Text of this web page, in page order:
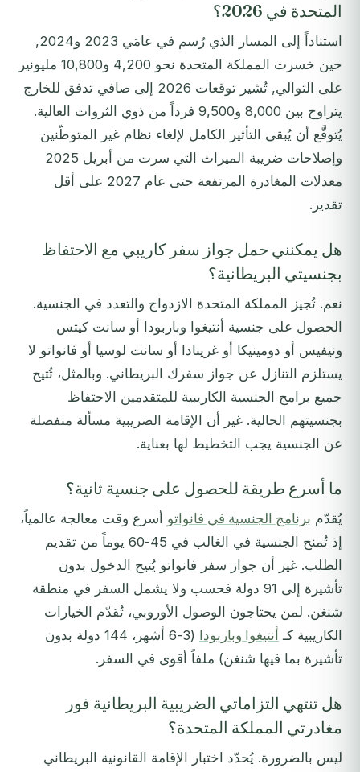
المتحدة في 2026؟
استناداً إلى المسار الذي رُسم في عامَي 2023 و2024,
حين خسرت المملكة المتحدة نحو 4,200 و10,800 مليونير
على التوالي, تُشير توقعات 2026 إلى صافي تدفق للخارج
يتراوح بين 8,000 و9,500 فرداً من ذوي الثروات العالية.
يُتوقَّع أن يُبقي التأثير الكامل لإلغاء نظام غير المتوطّنين
وإصلاحات ضريبة الميراث التي سرت من أبريل 2025
معدلات المغادرة المرتفعة حتى عام 2027 على أقل
تقدير.
هل يمكنني حمل جواز سفر كاريبي مع الاحتفاظ
بجنسيتي البريطانية؟
نعم. تُجيز المملكة المتحدة الازدواج والتعدد في الجنسية.
الحصول على جنسية أنتيغوا وباربودا أو سانت كيتس
ونيفيس أو دومينيكا أو غرينادا أو سانت لوسيا أو فانواتو لا
يستلزم التنازل عن جواز سفرك البريطاني. وبالمثل، تُتيح
جميع برامج الجنسية الكاريبية للمتقدمين الاحتفاظ
بجنسيتهم الحالية. غير أن الإقامة الضريبية مسألة منفصلة
عن الجنسية يجب التخطيط لها بعناية.
ما أسرع طريقة للحصول على جنسية ثانية؟
يُقدّم برنامج الجنسية في فانواتو أسرع وقت معالجة عالمياً،
إذ تُمنح الجنسية في الغالب في 45-60 يوماً من تقديم
الطلب. غير أن جواز سفر فانواتو يُتيح الدخول بدون
تأشيرة إلى 91 دولة فحسب ولا يشمل السفر في منطقة
شنغن. لمن يحتاجون الوصول الأوروبي، تُقدّم الخيارات
الكاريبية كـ أنتيغوا وباربودا
(3-6 أشهر، 144 دولة بدون
تأشيرة بما فيها شنغن) ملفاً أقوى في السفر.
هل تنتهي التزاماتي الضريبية البريطانية فور
مغادرتي المملكة المتحدة؟
ليس بالضرورة. يُحدّد اختبار الإقامة القانونية البريطاني